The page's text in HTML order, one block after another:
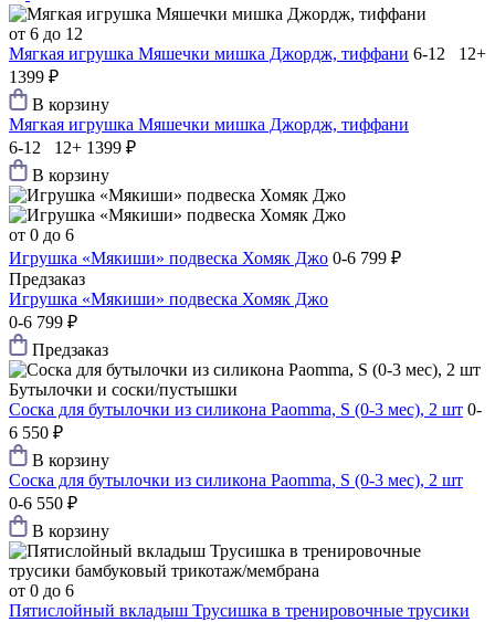
от 6 до 12
Мягкая игрушка Мяшечки мишка Джордж, тиффани 6-12 12+
1399 ₽
В корзину
Мягкая игрушка Мяшечки мишка Джордж, тиффани
6-12 12+ 1399 ₽
В корзину
от 0 до 6
Игрушка «Мякиши» подвеска Хомяк Джо 0-6 799 ₽
Предзаказ
Игрушка «Мякиши» подвеска Хомяк Джо
0-6 799 ₽
Предзаказ
Бутылочки и соски/пустышки
Соска для бутылочки из силикона Paomma, S (0-3 мес), 2 шт 0-
6 550 ₽
В корзину
Соска для бутылочки из силикона Paomma, S (0-3 мес), 2 шт
0-6 550 ₽
В корзину
от 0 до 6
Пятислойный вкладыш Трусишка в тренировочные трусики